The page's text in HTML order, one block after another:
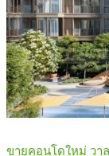
ขายคอนโดใหม่ วา